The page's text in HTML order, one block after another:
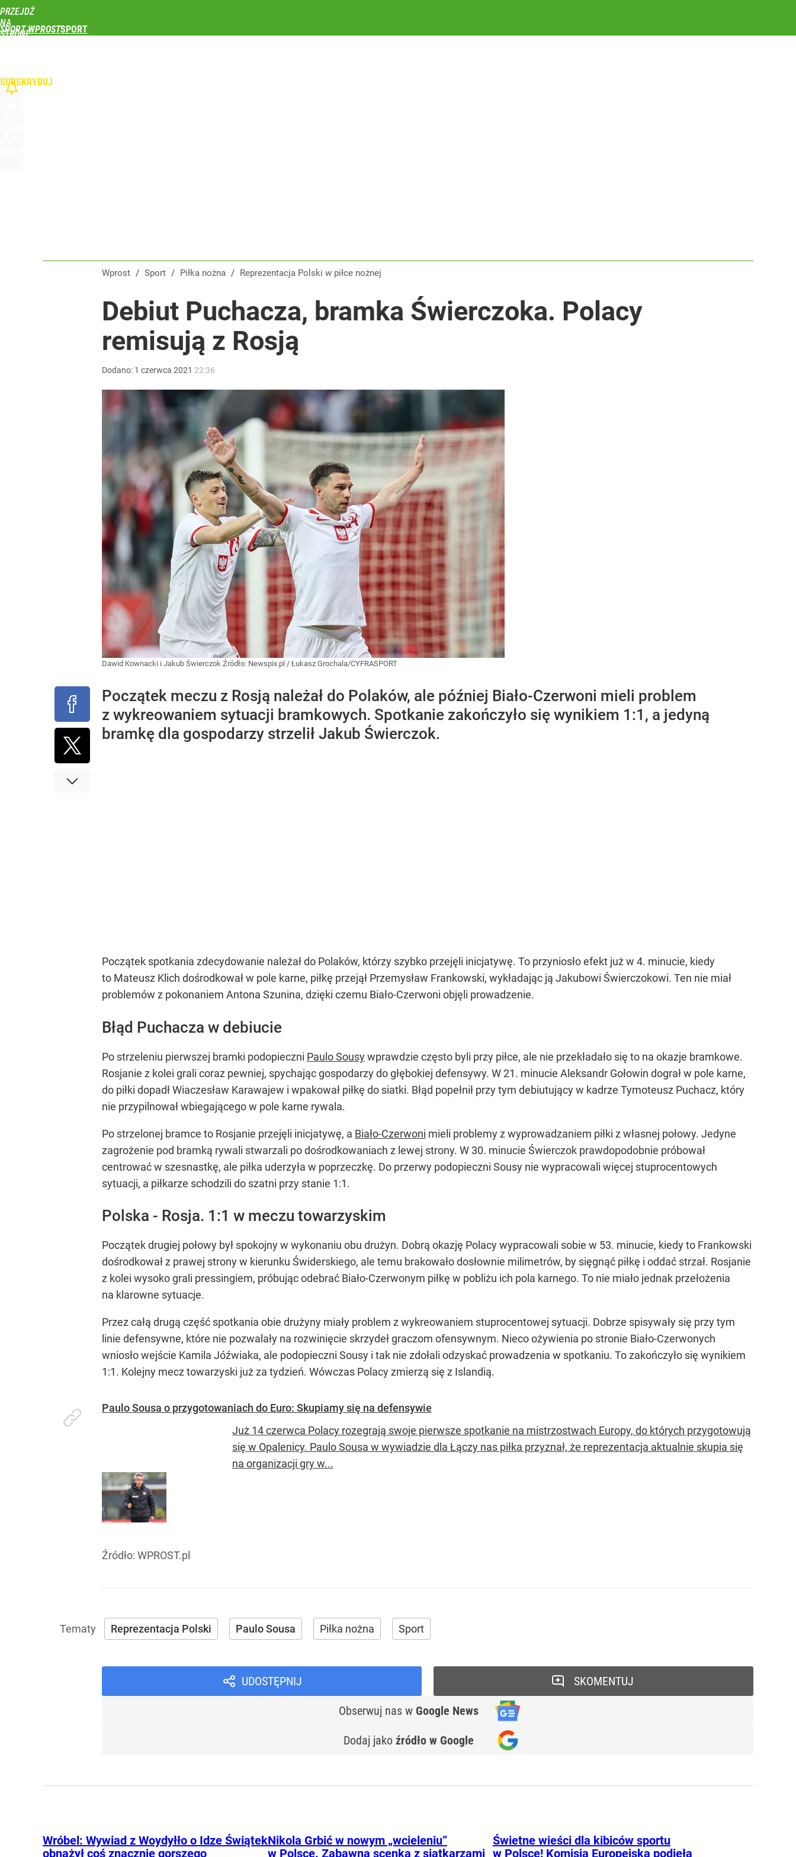
PRZEJDŹ
NA
STRONĘ
SPORT WPROST
SUBSKRYBUJ
Prawdziwa wartość różnorodności
Farmacja: wzrost pod presją. co czeka branżę do 2030 roku?
Nawrocki ma szansę na drugą kadencję? Tak ocenili go Polacy. Sondaż dla „Wprost”
Wprost / Sport / Piłka nożna / Reprezentacja Polski w piłce nożnej
Debiut Puchacza, bramka Świerczoka. Polacy
remisują z Rosją
Dodano: 1 czerwca 2021 22:36
Dawid Kownacki i Jakub Świerczok Źródło: Newspix.pl / Łukasz Grochala/CYFRASPORT
Początek meczu z Rosją należał do Polaków, ale później Biało-Czerwoni mieli problem
z wykreowaniem sytuacji bramkowych. Spotkanie zakończyło się wynikiem 1:1, a jedyną
bramkę dla gospodarzy strzelił Jakub Świerczok.
Początek spotkania zdecydowanie należał do Polaków, którzy szybko przejęli inicjatywę. To przyniosło efekt już w 4. minucie, kiedy
to Mateusz Klich dośrodkował w pole karne, piłkę przejął Przemysław Frankowski, wykładając ją Jakubowi Świerczokowi. Ten nie miał
problemów z pokonaniem Antona Szunina, dzięki czemu Biało-Czerwoni objęli prowadzenie.
Błąd Puchacza w debiucie
Po strzeleniu pierwszej bramki podopieczni Paulo Sousywprawdzie często byli przy piłce, ale nie przekładało się to na okazje bramkowe.
Rosjanie z kolei grali coraz pewniej, spychając gospodarzy do głębokiej defensywy. W 21. minucie Aleksandr Gołowin dograł w pole karne,
do piłki dopadł Wiaczesław Karawajew i wpakował piłkę do siatki. Błąd popełnił przy tym debiutujący w kadrze Tymoteusz Puchacz, który
nie przypilnował wbiegającego w pole karne rywala.
Po strzelonej bramce to Rosjanie przejęli inicjatywę, a Biało-Czerwoni mieli problemy z wyprowadzaniem piłki z własnej połowy. Jedyne
zagrożenie pod bramką rywali stwarzali po dośrodkowaniach z lewej strony. W 30. minucie Świerczok prawdopodobnie próbował
centrować w szesnastkę, ale piłka uderzyła w poprzeczkę. Do przerwy podopieczni Sousy nie wypracowali więcej stuprocentowych
sytuacji, a piłkarze schodzili do szatni przy stanie 1:1.
Polska - Rosja. 1:1 w meczu towarzyskim
Początek drugiej połowy był spokojny w wykonaniu obu drużyn. Dobrą okazję Polacy wypracowali sobie w 53. minucie, kiedy to Frankowski
dośrodkował z prawej strony w kierunku Świderskiego, ale temu brakowało dosłownie milimetrów, by sięgnąć piłkę i oddać strzał. Rosjanie
z kolei wysoko grali pressingiem, próbując odebrać Biało-Czerwonym piłkę w pobliżu ich pola karnego. To nie miało jednak przełożenia
na klarowne sytuacje.
Przez całą drugą część spotkania obie drużyny miały problem z wykreowaniem stuprocentowej sytuacji. Dobrze spisywały się przy tym
linie defensywne, które nie pozwalały na rozwinięcie skrzydeł graczom ofensywnym. Nieco ożywienia po stronie Biało-Czerwonych
wniosło wejście Kamila Jóźwiaka, ale podopieczni Sousy i tak nie zdołali odzyskać prowadzenia w spotkaniu. To zakończyło się wynikiem
1:1. Kolejny mecz towarzyski już za tydzień. Wówczas Polacy zmierzą się z Islandią.
Paulo Sousa o przygotowaniach do Euro: Skupiamy się na defensywie
Już 14 czerwca Polacy rozegrają swoje pierwsze spotkanie na mistrzostwach Europy, do których przygotowują
się w Opalenicy. Paulo Sousa w wywiadzie dla Łączy nas piłka przyznał, że reprezentacja aktualnie skupia się
na organizacji gry w...
Źródło: WPROST.pl
Reprezentacja Polski Paulo Sousa Piłka nożna Sport
UDOSTĘPNIJ
Obserwuj nas w Google News
Dodaj jako źródło w Google
SKOMENTUJ
Wróbel: Wywiad z Woydyłło o Idze Świątek
obnażył coś znacznie gorszego
Nikola Grbić w nowym „wcieleniu”
w Polsce. Zabawna scenka z siatkarzami
Świetne wieści dla kibiców sportu
w Polsce! Komisja Europejska podjęła